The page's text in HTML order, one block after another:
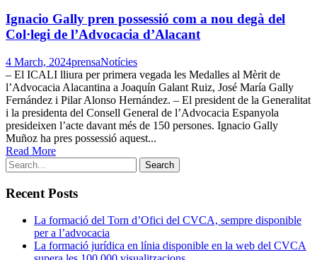
Ignacio Gally pren possessió com a nou degà del
Col·legi de l’Advocacia d’Alacant
4 March, 2024prensaNotícies
– El ICALI lliura per primera vegada les Medalles al Mèrit de
l’Advocacia Alacantina a Joaquín Galant Ruiz, José María Gally
Fernández i Pilar Alonso Hernández. – El president de la Generalitat
i la presidenta del Consell General de l’Advocacia Espanyola
presideixen l’acte davant més de 150 persones. Ignacio Gally
Muñoz ha pres possessió aquest...
Read More
Recent Posts
La formació del Torn d’Ofici del CVCA, sempre disponible
per a l’advocacia
La formació jurídica en línia disponible en la web del CVCA